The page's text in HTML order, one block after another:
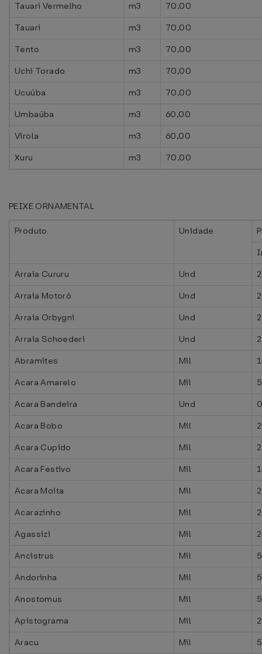
Tauarí Vermelho
m3
70,00
Tauarí
m3
70,00
Tento
m3
70,00
Uchi Torado
m3
70,00
Ucuúba
m3
70,00
Umbaúba
m3
60,00
Virola
m3
60,00
Xuru
m3 70,00
PEIXE ORNAMENTAL
Produto Unidade
Arraia Cururu
Und
Arraia Motoró
Und
Arraia Orbygni
Und
Arraia Schoederi
Und
Abramites
Mil
Acara Amarelo
Mil
Acara Bandeira
Und
Acara Bobo
Mil
Acara Cupido
Mil
Acara Festivo
Mil
Acara Moita
Mil
Acarazinho
Mil
Agassizi
Mil
Ancistrus
Mil
Andorinha
Mil
Anostomus
Mil
Apistograma
Mil
Aracu
Mil